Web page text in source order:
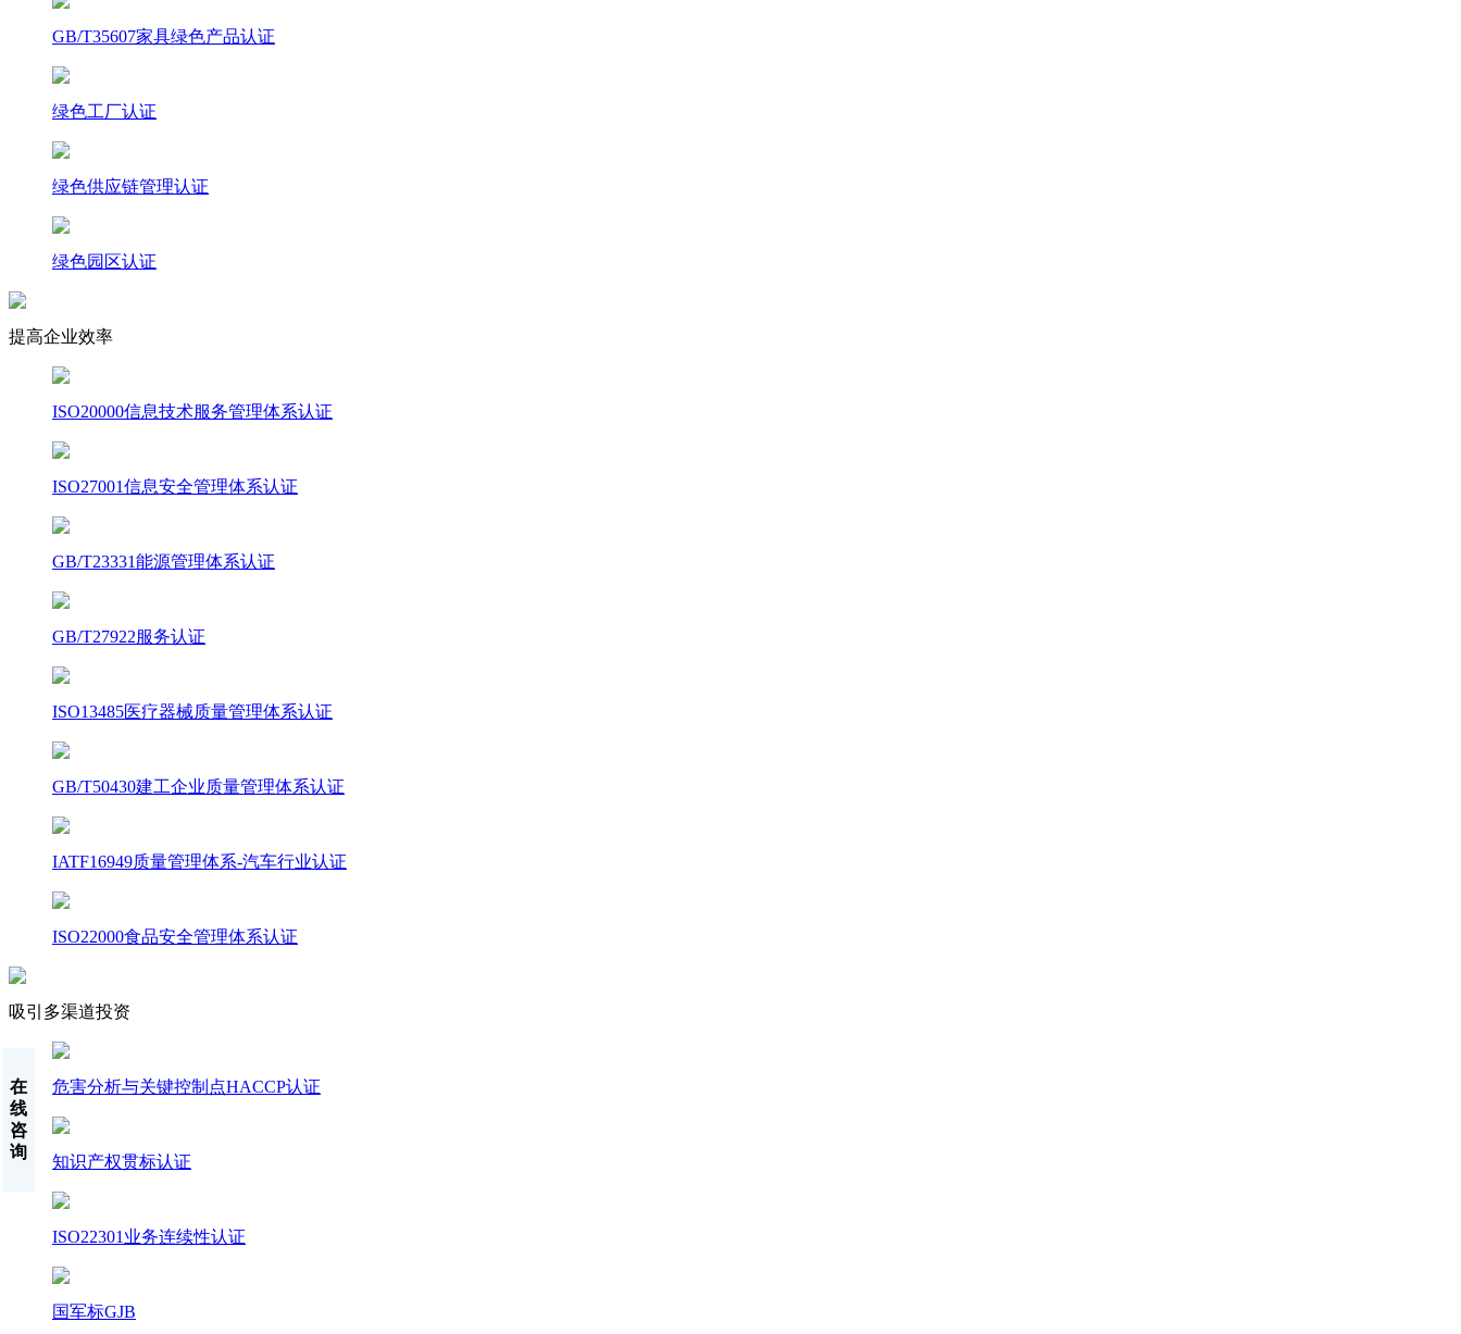
GB/T35607家具绿色产品认证
绿色工厂认证
绿色供应链管理认证
绿色园区认证
提高企业效率
ISO20000信息技术服务管理体系认证
ISO27001信息安全管理体系认证
GB/T23331能源管理体系认证
GB/T27922服务认证
ISO13485医疗器械质量管理体系认证
GB/T50430建工企业质量管理体系认证
IATF16949质量管理体系-汽车行业认证
ISO22000食品安全管理体系认证
吸引多渠道投资
危害分析与关键控制点HACCP认证
知识产权贯标认证
ISO22301业务连续性认证
国军标GJB
在
线
咨
询